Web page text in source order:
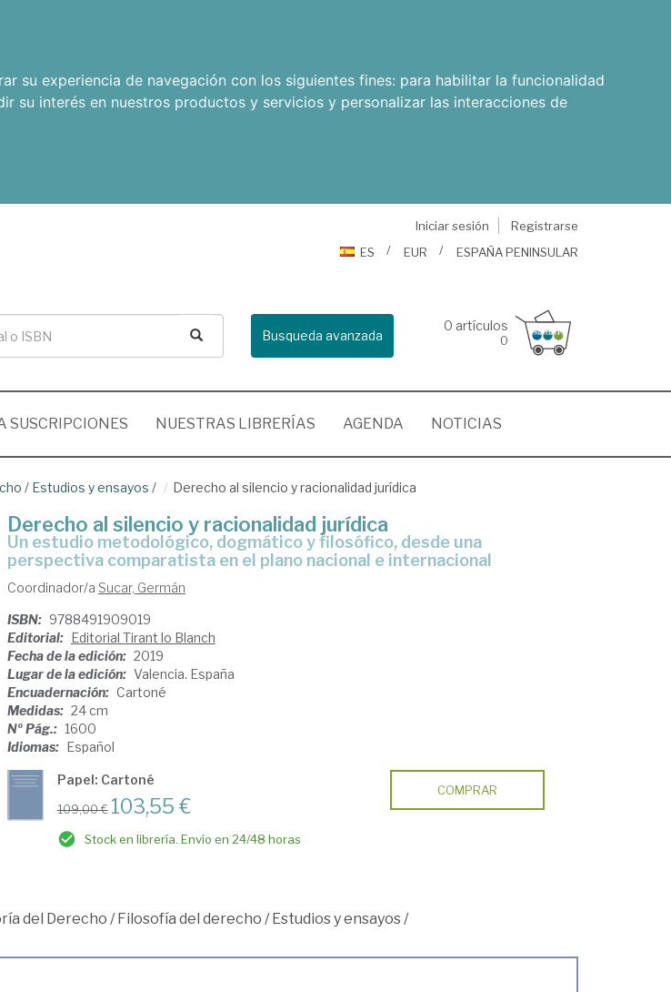
su experiencia de navegación con los siguientes fines: para habilitar la funcionalidad
su interés en nuestros productos y servicios y personalizar las interacciones de
Iniciar sesión
Registrarse
ES
EUR ESPAÑA PENINSULAR
Busqueda avanzada
0 artículos
0
SUSCRIPCIONES NUESTRAS LIBRERÍAS AGENDA NOTICIAS
/ Estudios y ensayos / Derecho al silencio y racionalidad jurídica
Derecho al silencio y racionalidad jurídica
un estudio metodológico, dogmático y filosófico, desde una
perspectiva comparatista en el plano nacional e internacional
Coordinador/a Sucar, Germán
ISBN: 9788491909019
Editorial: Editorial Tirant lo Blanch
Fecha de la edición: 2019
Lugar de la edición: Valencia. España
Encuadernación: Cartoné
Medidas: 24 cm
Nº Pág.: 1600
Idiomas: Español
Papel: Cartoné
109,00 € 103,55 €
Stock en librería. Envío en 24/48 horas
COMPRAR
del Derecho /Filosofía del derecho /Estudios y ensayos/